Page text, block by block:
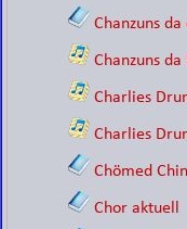
Chanzuns
Chanzuns
Charlies
Charlies
Chömed
Chor aktuell